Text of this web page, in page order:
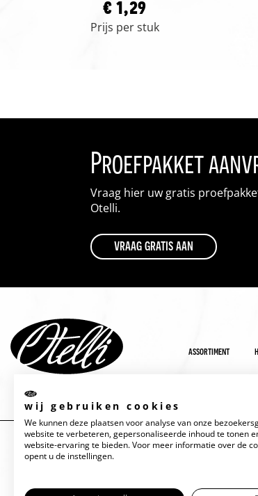
€ 1,29
Prijs per stuk
Proefpakket
Vraag hier uw gratis
Otelli.
vraag gratis aan
assortiment
wij gebruiken cookies
We kunnen deze plaatsen voor analyse van onze
website te verbeteren, gepersonaliseerde inhoud te tonen
website-ervaring te bieden. Voor meer informatie over de
opent u de instellingen.